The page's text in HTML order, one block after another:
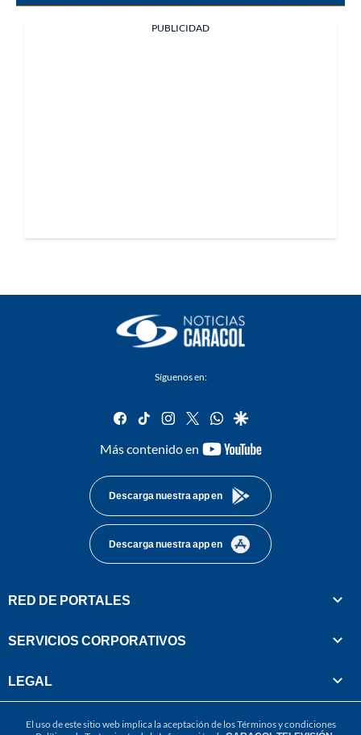
PUBLICIDAD
Síguenos en:
facebook
tiktok instagram
twitterwhatsapp
google
Más contenido en
youtube-
Descarga nuestra app en
Descarga nuestra app en
RED DE PORTALES
SERVICIOS CORPORATIVOS
LEGAL
El uso de este sitio web implica la aceptación de losTérminos y condiciones